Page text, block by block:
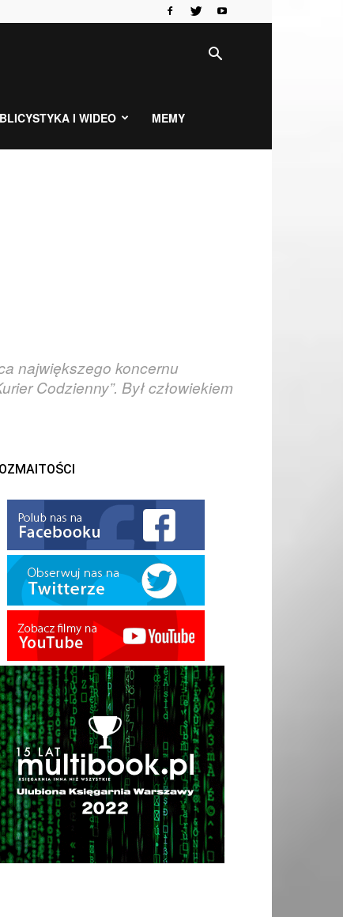
I WIDEO MEMY
największego koncernu
Codzienny”. Był człowiekiem